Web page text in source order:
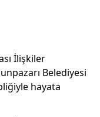
İlişkiler
Belediyesi
hayata